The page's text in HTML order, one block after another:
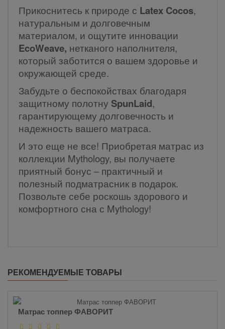
Прикоснитесь к природе с Latex Cocos,
натуральным и долговечным
материалом, и ощутите инновации
EcoWeave, нетканого наполнителя,
который заботится о вашем здоровье и
окружающей среде.
Забудьте о беспокойствах благодаря
защитному полотну SpunLaid,
гарантирующему долговечность и
надежность вашего матраса.
И это еще не все! Приобретая матрас из
коллекции Mythology, вы получаете
приятный бонус – практичный и
полезный подматрасник в подарок.
Позвольте себе роскошь здорового и
комфортного сна с Mythology!
РЕКОМЕНДУЕМЫЕ ТОВАРЫ
Матрас топпер ФАВОРИТ